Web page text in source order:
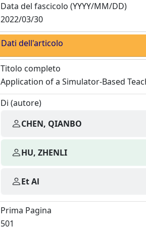
Data del fascicolo (YYYY/MM/DD)
2022/03/30
Dati dell'articolo
Titolo completo
Application of a Simulator-Based
Di (autore)
CHEN, QIANBO
HU, ZHENLI
Et Al
Prima Pagina
501